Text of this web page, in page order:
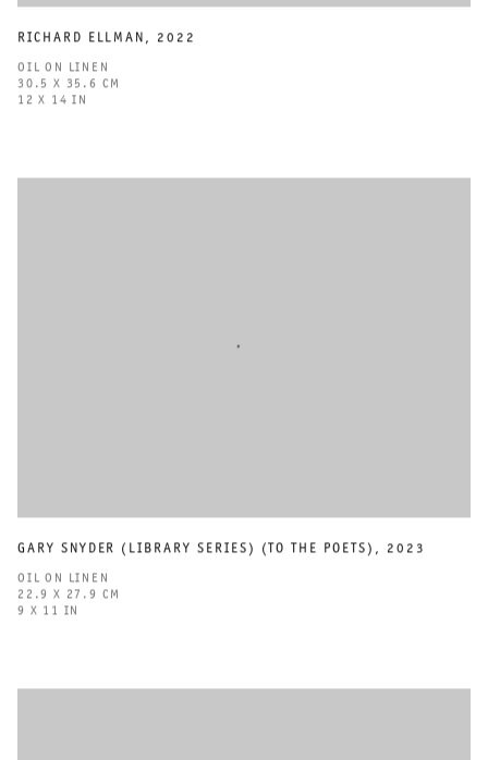
RICHARD ELLMAN , 2022
OIL ON LINEN
30.5 X 35.6 CM
12 X 14 IN
GARY SNYDER (LIBRARY SERIES) (TO THE POETS) , 2023
OIL ON LINEN
22.9 X 27.9 CM
9 X 11 IN